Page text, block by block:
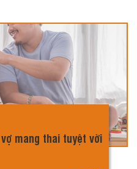
mang thai tuyệt vời